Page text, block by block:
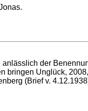
der
bringen Unglück,
(Brief v.